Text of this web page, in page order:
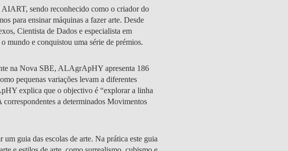
sendo reconhecido como o criador do
para ensinar máquinas a fazer arte. Desde
Cientista de Dados e especialista em
mundo e conquistou uma série de prémios.
na Nova SBE, ALAgrApHY apresenta 186
pequenas variações levam a diferentes
explica que o objectivo é “explorar a linha
a determinados Movimentos
guia das escolas de arte. Na prática este guia